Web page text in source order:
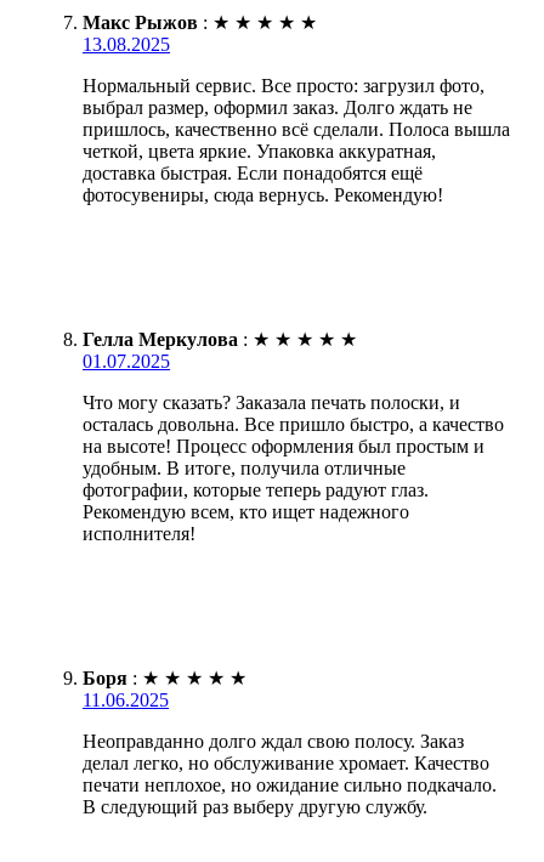
Макс Рыжов : ★ ★ ★ ★ ★
13.08.2025
Нормальный сервис. Все просто: загрузил фото,
выбрал размер, оформил заказ. Долго ждать не
пришлось, качественно всё сделали. Полоса вышла
четкой, цвета яркие. Упаковка аккуратная,
доставка быстрая. Если понадобятся ещё
фотосувениры, сюда вернусь. Рекомендую!
Гелла Меркулова : ★ ★ ★ ★ ★
01.07.2025
Что могу сказать? Заказала печать полоски, и
осталась довольна. Все пришло быстро, а качество
на высоте! Процесс оформления был простым и
удобным. В итоге, получила отличные
фотографии, которые теперь радуют глаз.
Рекомендую всем, кто ищет надежного
исполнителя!
Боря : ★ ★ ★ ★ ★
11.06.2025
Неоправданно долго ждал свою полосу. Заказ
делал легко, но обслуживание хромает. Качество
печати неплохое, но ожидание сильно подкачало.
В следующий раз выберу другую службу.